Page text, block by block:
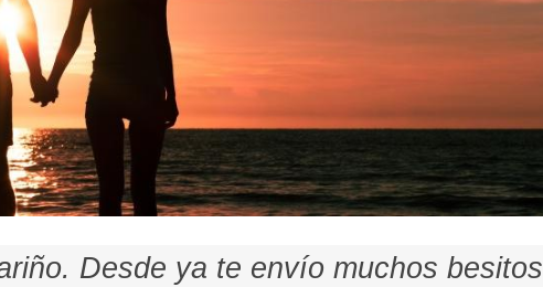
Desde ya te envío muchos besitos